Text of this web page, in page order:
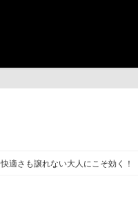
適さも譲れない大人にこそ効く！